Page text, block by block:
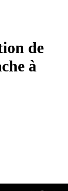
de
à